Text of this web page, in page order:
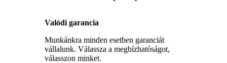
Valódi garancia
Munkánkra minden esetben garanciát
vállalunk. Válassza a megbízhatóságot,
válasszon minket.